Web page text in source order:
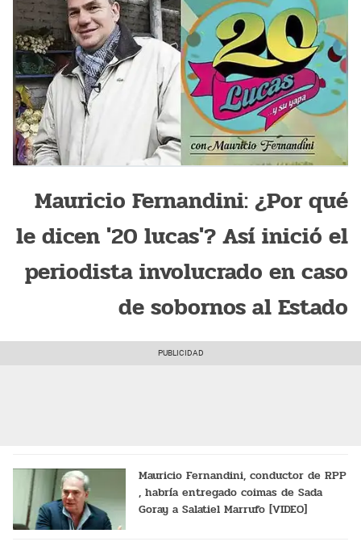
Mauricio Fernandini: ¿Por qué
le dicen '20 lucas'? Así inició el
periodista involucrado en caso
de sobornos al Estado
Mauricio Fernandini, conductor de RPP
, habría entregado coimas de Sada
Goray a Salatiel Marrufo [VIDEO]